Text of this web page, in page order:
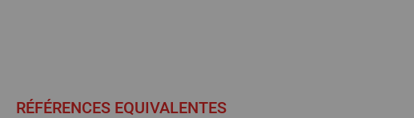
RÉFÉRENCES EQUIVALENTES